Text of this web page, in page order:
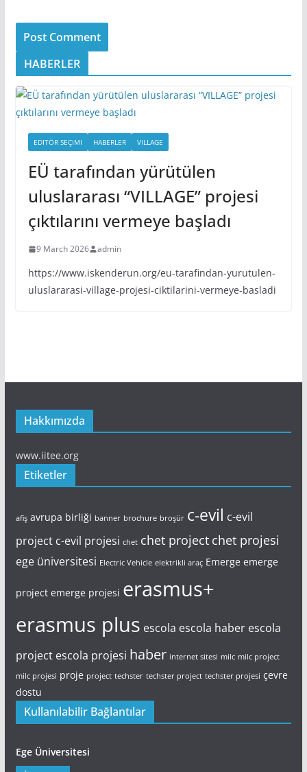
HABERLER
EDITÖR SEÇIMI HABERLER VILLAGE
EÜ tarafından yürütülen
uluslararası “VILLAGE” projesi
çıktılarını vermeye başladı
9 March 2026 admin
https://www.iskenderun.org/eu-tarafindan-yurutulen-
uluslararasi-village-projesi-ciktilarini-vermeye-basladi
Hakkımızda
www.iitee.org
Etiketler
afiş avrupa birliği banner brochure broşür c-evil c-evil
project c-evil projesi chet chet project chet projesi
ege üniversitesi Electric Vehicle elektrikli araç Emerge emerge
project emerge projesi erasmus+
erasmus plus escola escola haber escola
project escola projesi haber internet sitesi milc milc project
milc projesi proje project techster techster project techster projesi çevre
dostu
Kullanılabilir Bağlantılar
Ege Üniversitesi